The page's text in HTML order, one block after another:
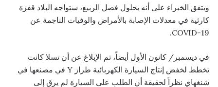
ويتفق الخبراء على أنه بحلول فصل الربيع، ستواجه البلاد قفزة
كارثية في معدلات الإصابة بالأمراض والوفيات الناجمة عن
COVID-19.
في ديسمبر/ كانون الأول أيضاً، تم الإبلاغ عن أن تسلا كانت
تخطط لخفض إنتاج السيارة الكهربائية طراز Y في مصنعها في
شنغهاي نظراً لحقيقة أن الطلب على السيارة لم يرق إلى